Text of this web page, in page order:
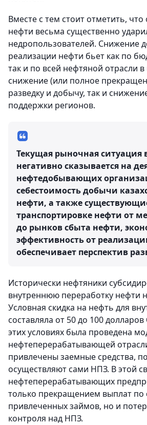
Вместе с тем стоит отметить,
нефти весьма существенно
недропользователей. Снижение
реализации нефти бьет как по
так и по всей нефтяной отрасли в
снижение (или полное
разведку и добычу, так и
поддержки регионов.
Текущая рыночная ситуация
негативно сказывается на
нефтедобывающих
себестоимость добычи
нефти, а также
транспортировке нефти от
до рынков сбыта нефти,
эффективность от
обеспечивает перспектив
Исторически нефтяники
внутреннюю переработку нефти
Условная скидка на нефть для
составляла от 50 до 100
этих условиях была проведена
нефтеперерабатывающей
привлечены заемные средства,
осуществляют сами НПЗ. В этой
нефтеперерабатывающих
только прекращением выплат
привлеченных займов, но и
контроля над НПЗ.